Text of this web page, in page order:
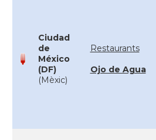
Ciudad
de
México
(DF)
(Mèxic)
Restaurants
Ojo de Agua